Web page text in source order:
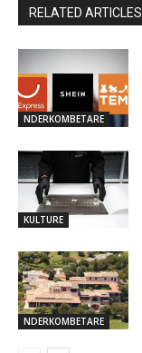
RELATED ARTICLES
NDERKOMBETARE
KULTURE
NDERKOMBETARE